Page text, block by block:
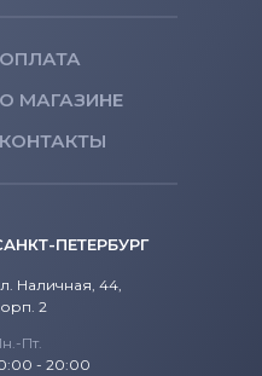
ОПЛАТА
О МАГАЗИНЕ
КОНТАКТЫ
ПЕТЕРБУРГ
Наличная, 44,
2
Пт.
- 20:00